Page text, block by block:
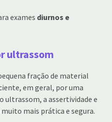
exames diurnos e
ultrassom
fração de material
em geral, por uma
ultrassom, a assertividade e
mais prática e segura.